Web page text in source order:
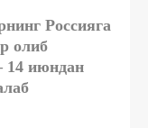
Россияга
олиб
июндан